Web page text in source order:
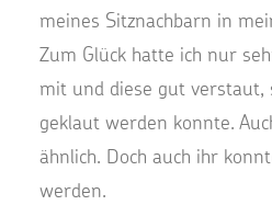
meines Sitznachbarn in
Zum Glück hatte ich nur
mit und diese gut verstaut,
geklaut werden konnte.
ähnlich. Doch auch ihr
werden.